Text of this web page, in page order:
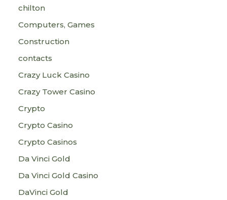
chilton
Computers, Games
Construction
contacts
Crazy Luck Casino
Crazy Tower Сasino
Crypto
Crypto Casino
Crypto Casinos
Da Vinci Gold
Da Vinci Gold Casino
DaVinci Gold